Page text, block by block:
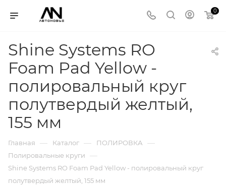
0
Shine Systems RO
Foam Pad Yellow -
полировальный круг
полутвердый желтый,
155 мм
Главная — Каталог — ПОЛИРОВКА —
Полировальные круги —
Shine Systems RO Foam Pad Yellow - полировальный круг
полутвердый желтый, 155 мм